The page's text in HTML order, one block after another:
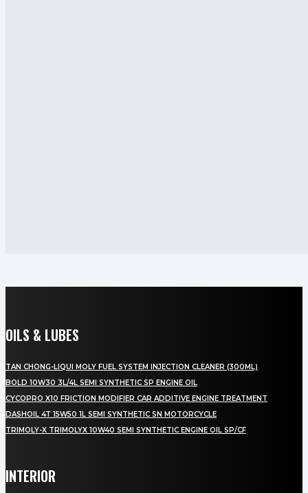
OILS & LUBES
TAN CHONG-LIQUI MOLY FUEL SYSTEM INJECTION CLEANER (300ML)
BOLD 10W30 3L/4L SEMI SYNTHETIC SP ENGINE OIL
CYCOPRO X10 FRICTION MODIFIER CAR ADDITIVE ENGINE TREATMENT
DASHOIL 4T 15W50 1L SEMI SYNTHETIC SN MOTORCYCLE
TRIMOLY-X TRIMOLYX 10W40 SEMI SYNTHETIC ENGINE OIL SP/CF
INTERIOR